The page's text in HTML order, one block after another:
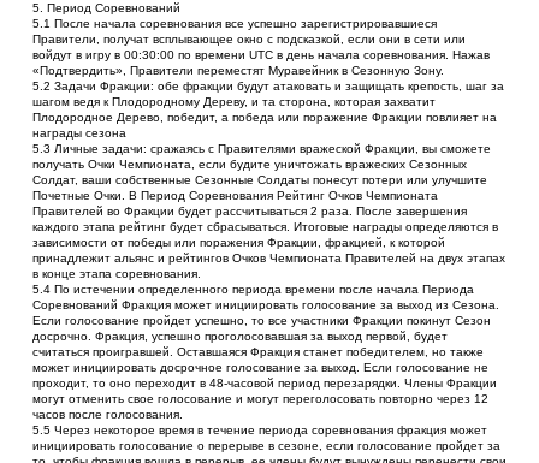
5. Период Соревнований
5.1 После начала соревнования все успешно зарегистрировавшиеся
Правители, получат всплывающее окно с подсказкой, если они в сети или
войдут в игру в 00:30:00 по времени UTC в день начала соревнования. Нажав
«Подтвердить», Правители переместят Муравейник в Сезонную Зону.
5.2 Задачи Фракции: обе фракции будут атаковать и защищать крепость, шаг за
шагом ведя к Плодородному Дереву, и та сторона, которая захватит
Плодородное Дерево, победит, а победа или поражение Фракции повлияет на
награды сезона
5.3 Личные задачи: сражаясь с Правителями вражеской Фракции, вы сможете
получать Очки Чемпионата, если будите уничтожать вражеских Сезонных
Солдат, ваши собственные Сезонные Солдаты понесут потери или улучшите
Почетные Очки. В Период Соревнования Рейтинг Очков Чемпионата
Правителей во Фракции будет рассчитываться 2 раза. После завершения
каждого этапа рейтинг будет сбрасываться. Итоговые награды определяются в
зависимости от победы или поражения Фракции, фрaкцией, к которой
принадлежит альянс и рейтингов Очков Чемпионата Правителей на двух этапах
в конце этапа соревнования.
5.4 По истечении определенного периода времени после начала Периода
Соревнований Фракция может инициировать голосование за выход из Сезона.
Если голосование пройдет успешно, то все участники Фракции покинут Сезон
досрочно. Фракция, успешно проголосовавшая за выход первой, будет
считаться проигравшей. Оставшаяся Фракция станет победителем, но также
может инициировать досрочное голосование за выход. Если голосование не
проходит, то оно переходит в 48-часовой период перезарядки. Члены Фракции
могут отменить свое голосование и могут переголосовать повторно через 12
часов после голосования.
5.5 Через некоторое время в течение периода соревнования фракция может
инициировать голосование о перерыве в сезоне, если голосование пройдет за